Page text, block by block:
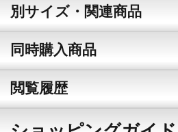
別サイズ・関連商品
同時購入商品
閲覧履歴